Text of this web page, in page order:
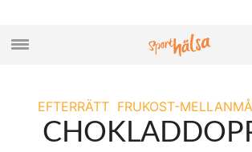
EFTERRÄTT FRUKOST-